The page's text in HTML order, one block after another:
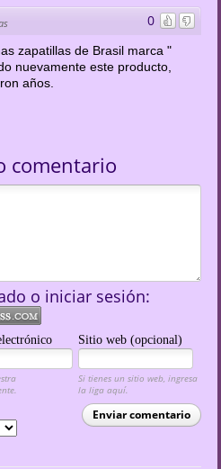
0
zapatillas de Brasil marca "
nuevamente este producto,
años.
comentario
o iniciar sesión:
Sitio web (opcional)
Si tienes un sitio web, ingresa
la liga aquí.
Enviar comentario